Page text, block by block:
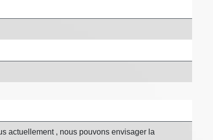
actuellement , nous pouvons envisager la